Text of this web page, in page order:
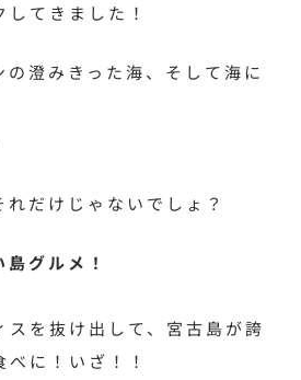
てきました！
澄みきった海、そして海に
だけじゃないでしょ？
グルメ！
を抜け出して、 宮古島が誇
べに！いざ！！